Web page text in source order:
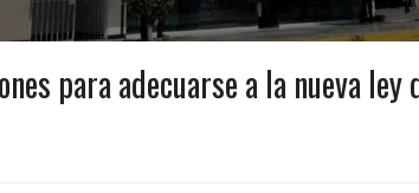
para adecuarse a la nueva